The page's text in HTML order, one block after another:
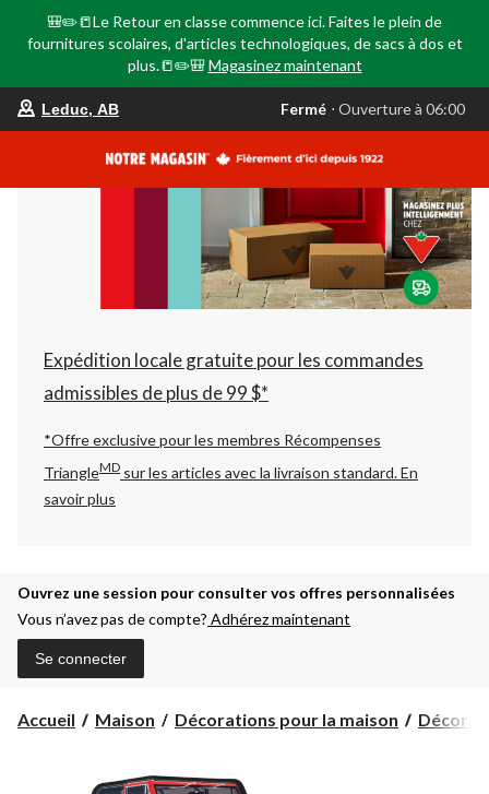
🎒✏️📒Le Retour en classe commence ici. Faites le plein de
fournitures scolaires, d'articles technologiques, de sacs à dos et
plus.📒✏️🎒 Magasinez maintenant
votre
est
AB,
Fermé,
Ouverture
à
06:00
changer
Leduc, AB Fermé ⋅ Ouverture à 06:00
Expédition locale gratuite pour les commandes
admissibles de plus de 99 $*
*Offre exclusive pour les membres Récompenses
TriangleMD sur les articles avec la livraison standard.En
savoir plus
Ouvrez une session pour consulter vos offres personnalisées
Vous n’avez pas de compte? Adhérez maintenant
Se connecter
Accueil Maison Décorations pour la maison